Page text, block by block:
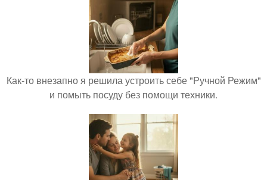
Как-то внезапно я решила устроить себе "Ручной Режим"
и помыть посуду без помощи техники.